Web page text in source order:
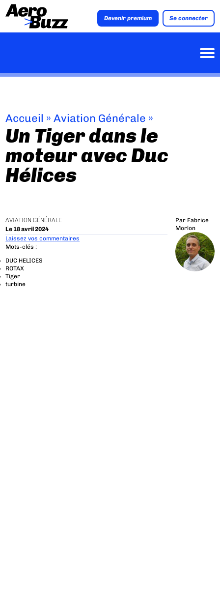
Devenir premium Se connecter
Accueil »Aviation Générale »
Un Tiger dans le
moteur avec Duc
Hélices
AVIATION GÉNÉRALE
Le 18 avril 2024
Par Fabrice
Morlon
Laissez vos commentaires
Mots-clés :
DUC HELICES
ROTAX
Tiger
turbine